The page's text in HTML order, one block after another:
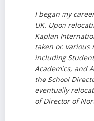
I began my
UK. Upon
Kaplan
taken on various
including
Academics, and
the School
eventually
of Director of